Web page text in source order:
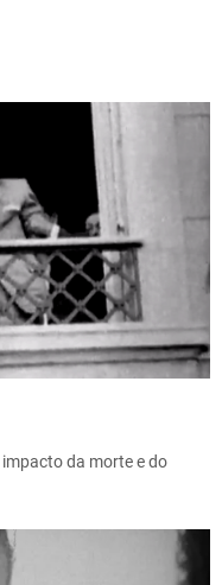
da morte e do